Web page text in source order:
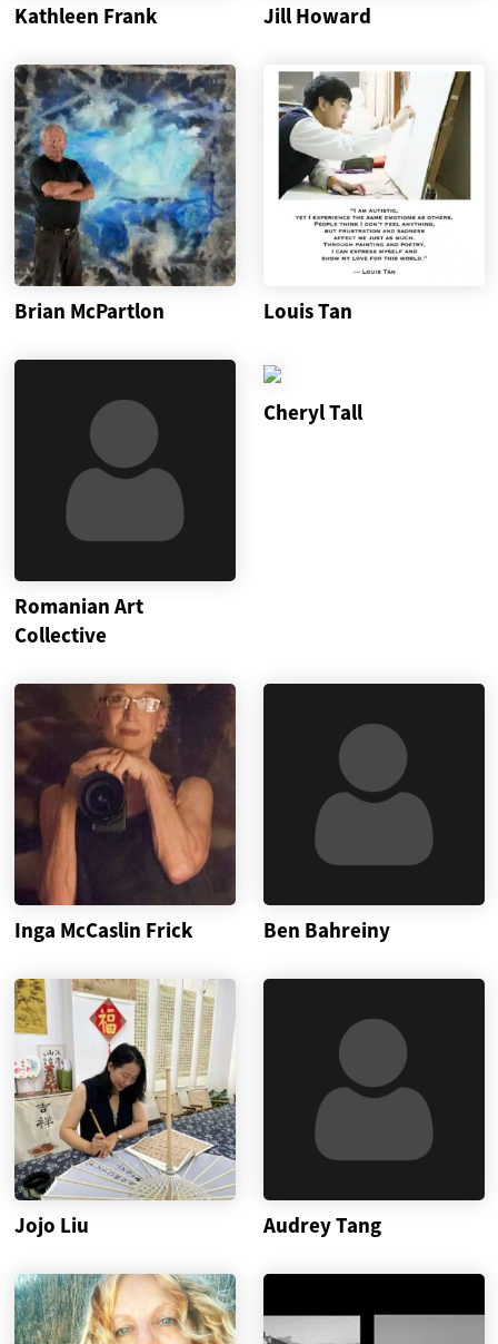
Kathleen Frank Jill Howard
Brian McPartlon Louis Tan
Romanian Art
Collective
Cheryl Tall
Inga McCaslin Frick Ben Bahreiny
Jojo Liu Audrey Tang